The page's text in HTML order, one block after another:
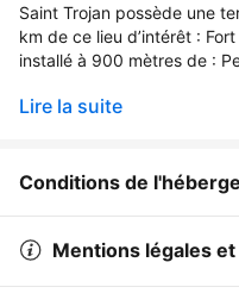
Saint Trojan possède une
km de ce lieu d’intérêt :
installé à 900 mètres de :
Lire la suite
Conditions de
Mentions légales